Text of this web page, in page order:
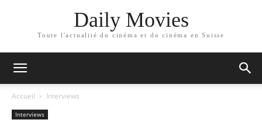
Daily Movies
Toute l'actualité du cinéma et du cinéma en Suisse
Accueil Interviews
Interviews